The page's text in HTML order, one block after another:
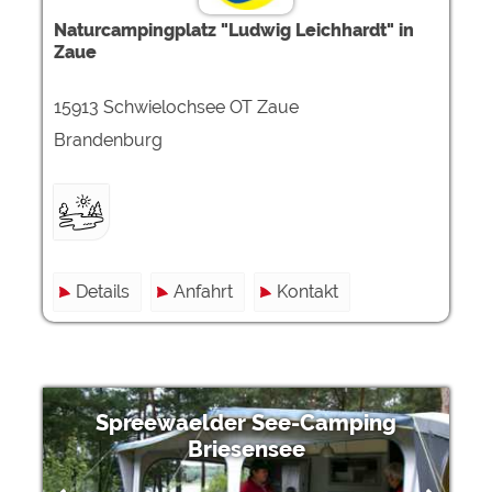
Naturcampingplatz "Ludwig Leichhardt" in
Zaue
15913 Schwielochsee OT Zaue
Brandenburg
Details Anfahrt Kontakt
Spreewaelder See-Camping
Briesensee